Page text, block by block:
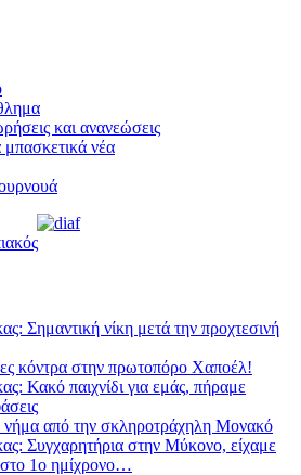
και ανανεώσεις
νέα
Σημαντική νίκη μετά την προχτεσινή
κόντρα στην πρωτοπόρο Χαποέλ!
Κακό παιχνίδι για εμάς, πήραμε
από την σκληροτράχηλη Μονακό
Συγχαρητήρια στην Μύκονο, είχαμε
1ο ημίχρονο…